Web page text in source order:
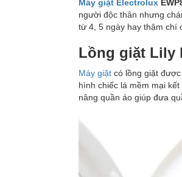
Máy giặt Electrolux
người độc thân nhưng
từ 4, 5 ngày hay thậm chí
Lồng giặt Lily
Máy giặt có lồng giặt
hình chiếc lá mềm mại
nâng quần áo giúp đưa